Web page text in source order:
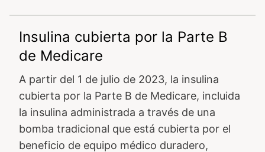
Insulina cubierta por la Parte B
de Medicare
A partir del 1 de julio de 2023, la insulina
cubierta por la Parte B de Medicare, incluida
la insulina administrada a través de una
bomba tradicional que está cubierta por el
beneficio de equipo médico duradero,